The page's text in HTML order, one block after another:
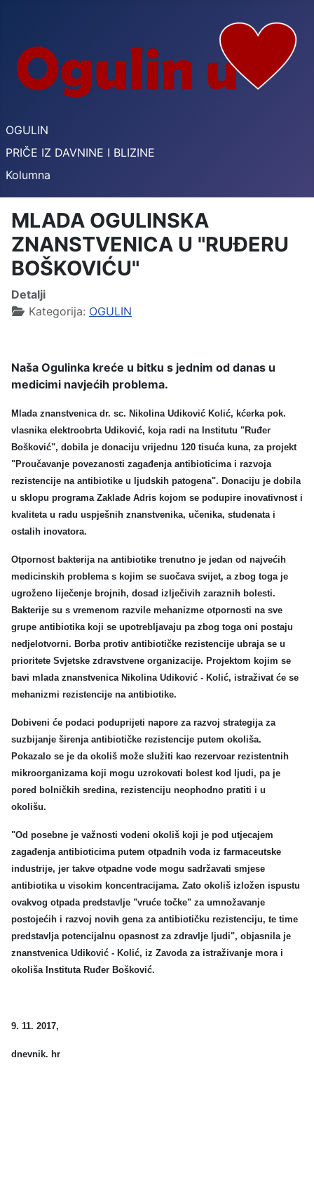
OGULIN
PRIČE IZ DAVNINE I BLIZINE
Kolumna
MLADA OGULINSKA
ZNANSTVENICA U "RUĐERU
BOŠKOVIĆU"
Detalji
Kategorija: OGULIN
Naša Ogulinka kreće u bitku s jednim od danas u
medicimi navjećih problema.
Mlada znanstvenica dr. sc. Nikolina Udiković Kolić, kćerka pok.
vlasnika elektroobrta Udiković, koja radi na Institutu "Ruđer
Bošković", dobila je donaciju vrijednu 120 tisuća kuna, za projekt
"Proučavanje povezanosti zagađenja antibioticima i razvoja
rezistencije na antibiotike u ljudskih patogena". Donaciju je dobila
u sklopu programa Zaklade Adris kojom se podupire inovativnost i
kvaliteta u radu uspješnih znanstvenika, učenika, studenata i
ostalih inovatora.
Otpornost bakterija na antibiotike trenutno je jedan od najvećih
medicinskih problema s kojim se suočava svijet, a zbog toga je
ugroženo liječenje brojnih, dosad izlječivih zaraznih bolesti.
Bakterije su s vremenom razvile mehanizme otpornosti na sve
grupe antibiotika koji se upotrebljavaju pa zbog toga oni postaju
nedjelotvorni. Borba protiv antibiotičke rezistencije ubraja se u
prioritete Svjetske zdravstvene organizacije. Projektom kojim se
bavi mlada znanstvenica Nikolina Udiković - Kolić, istraživat će se
mehanizmi rezistencije na antibiotike.
Dobiveni će podaci poduprijeti napore za razvoj strategija za
suzbijanje širenja antibiotičke rezistencije putem okoliša.
Pokazalo se je da okoliš može služiti kao rezervoar rezistentnih
mikroorganizama koji mogu uzrokovati bolest kod ljudi, pa je
pored bolničkih sredina, rezistenciju neophodno pratiti i u
okolišu.
"Od posebne je važnosti vodeni okoliš koji je pod utjecajem
zagađenja antibioticima putem otpadnih voda iz farmaceutske
industrije, jer takve otpadne vode mogu sadržavati smjese
antibiotika u visokim koncentracijama. Zato okoliš izložen ispustu
ovakvog otpada predstavlje "vruće točke" za umnožavanje
postojećih i razvoj novih gena za antibiotičku rezistenciju, te time
predstavlja potencijalnu opasnost za zdravlje ljudi", objasnila je
znanstvenica Udiković - Kolić, iz Zavoda za istraživanje mora i
okoliša Instituta Ruđer Bošković.
9. 11. 2017,
dnevnik. hr